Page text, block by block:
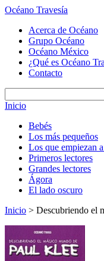
Océano Travesía
Acerca de Océano
Grupo Océano
Océano México
¿Qué es Océano
Contacto
Inicio
Bebés
Los más pequeños
Los que empiezan
Primeros lectores
Grandes lectores
Ágora
El lado oscuro
Inicio > Descubriendo el